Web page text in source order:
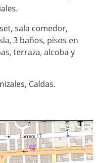
sala comedor,
3 baños, pisos en
terraza, alcoba y
Caldas.